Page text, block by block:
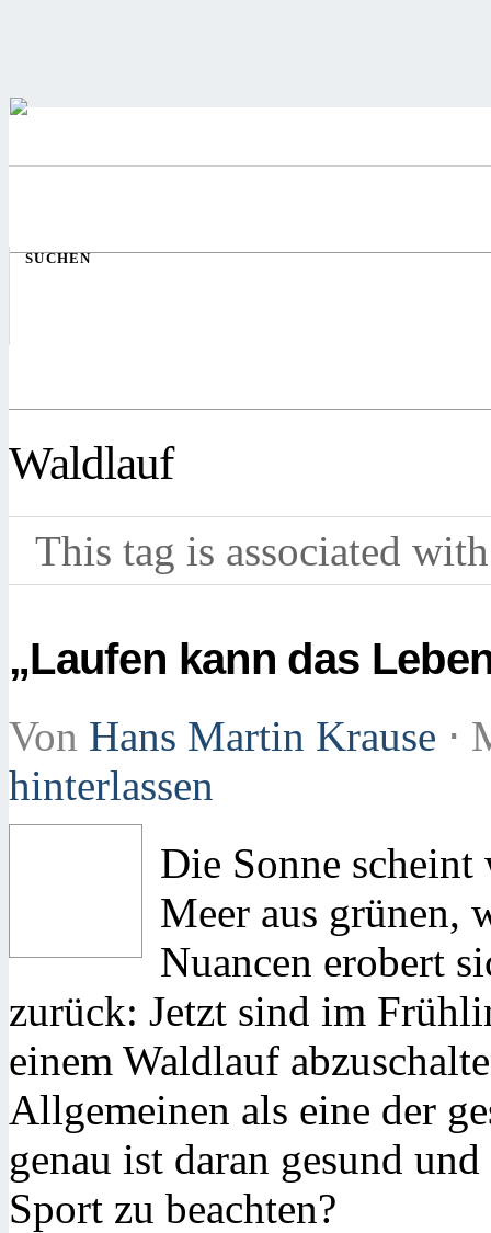
SUCHEN
Waldlauf
This tag is associated
„Laufen kann das
Von Hans Martin Krause ⋅
hinterlassen
Die Sonne
Meer aus grünen,
Nuancen erobert
zurück: Jetzt sind im
einem Waldlauf
Allgemeinen als eine der
genau ist daran gesund
Sport zu beachten?